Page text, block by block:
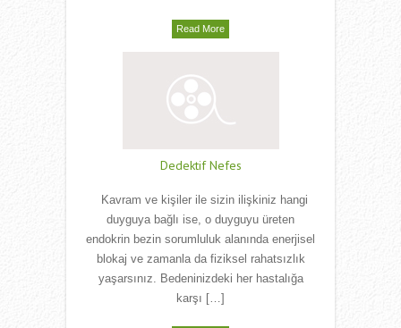
Read More
Dedektif Nefes
Kavram ve kişiler ile sizin ilişkiniz hangi
duyguya bağlı ise, o duyguyu üreten
endokrin bezin sorumluluk alanında enerjisel
blokaj ve zamanla da fiziksel rahatsızlık
yaşarsınız. Bedeninizdeki her hastalığa
karşı […]